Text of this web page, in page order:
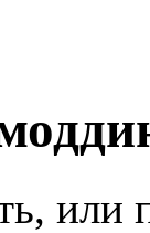
или